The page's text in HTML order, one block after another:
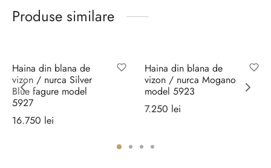
Produse similare
Haina din blana de
vizon / nurca Silver
Blue fagure model
5927
16.750 lei
Haina din blana de
vizon / nurca Mogano
model 5923
7.250 lei